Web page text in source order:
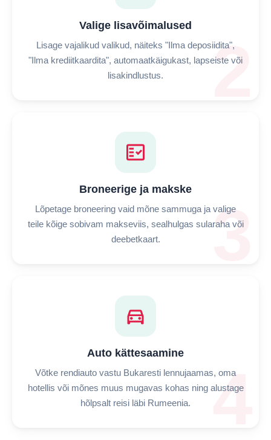
2
Valige lisavõimalused
Lisage vajalikud valikud, näiteks "Ilma deposiidita",
"Ilma krediitkaardita", automaatkäigukast, lapseiste või
lisakindlustus.
3
fact_check
Broneerige ja makske
Lõpetage broneering vaid mõne sammuga ja valige
teile kõige sobivam makseviis, sealhulgas sularaha või
deebetkaart.
4
directions_car
Auto kättesaamine
Võtke rendiauto vastu Bukaresti lennujaamas, oma
hotellis või mõnes muus mugavas kohas ning alustage
hõlpsalt reisi läbi Rumeenia.